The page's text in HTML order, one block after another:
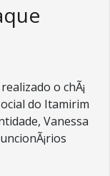
o chÃ¡
do Itamirim
Vanessa